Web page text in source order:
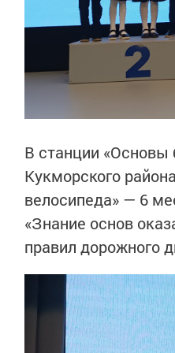
В станции
Кукморского
велосипеда» — 6
«Знание основ
правил дорожного